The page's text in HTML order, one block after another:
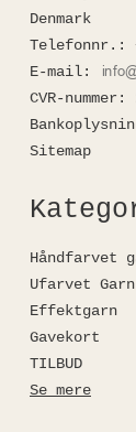
Denmark
Telefonnr. :
E-mail:
CVR-nummer:
Sitemap
Håndfarvet
Ufarvet Garn
Effektgarn
Gavekort
TILBUD
Se mere